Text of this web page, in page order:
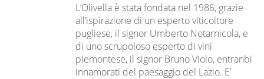
L’Olivella è stata fondata nel 1986, grazie
all’ispirazione di un esperto viticoltore
pugliese, il signor Umberto Notarnicola, e
di uno scrupoloso esperto di vini
piemontese, il signor Bruno Violo, entranbi
innamorati del paesaggio del Lazio. E’